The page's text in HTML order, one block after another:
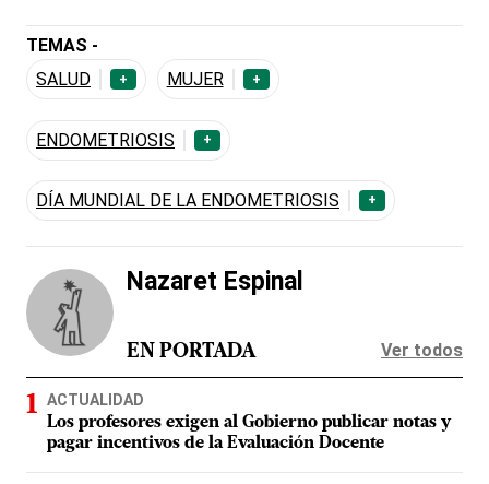
TEMAS -
SALUD
+ MUJER +
ENDOMETRIOSIS +
DÍA MUNDIAL DE LA ENDOMETRIOSIS +
Nazaret Espinal
EN PORTADA Ver todos
ACTUALIDAD
Los profesores exigen al Gobierno publicar notas y
pagar incentivos de la Evaluación Docente